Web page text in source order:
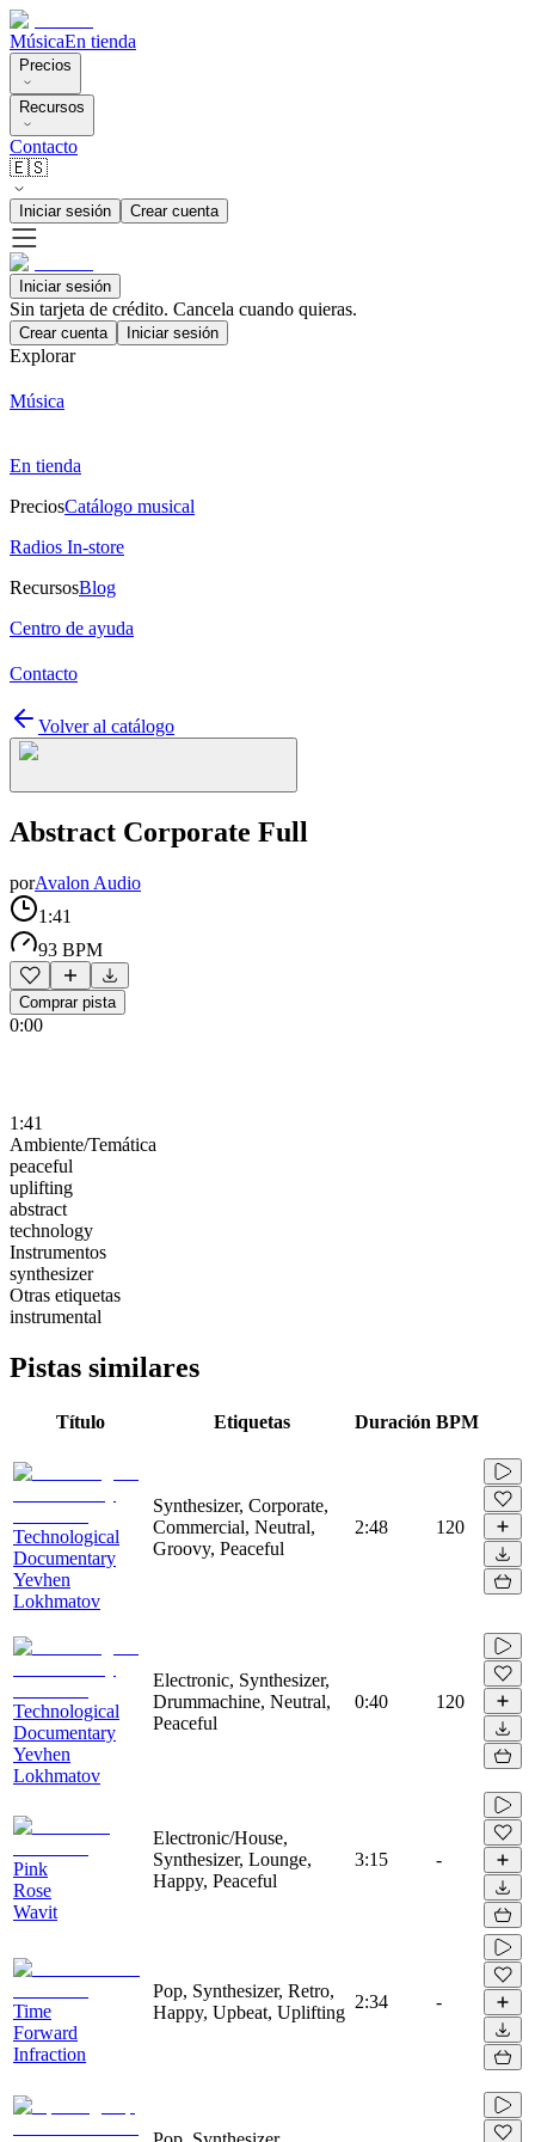
MúsicaEn tienda
Precios
Recursos
Contacto
🇪🇸
Iniciar sesión Crear cuenta
Iniciar sesión
Sin tarjeta de crédito. Cancela cuando quieras.
Crear cuenta Iniciar sesión
Explorar
Música
En tienda
PreciosCatálogo musical
Radios In-store
RecursosBlog
Centro de ayuda
Contacto
Volver al catálogo
Abstract Corporate Full
porAvalon Audio
1:41
93 BPM
Comprar pista
0:00
1:41
Ambiente/Temática
peaceful
uplifting
abstract
technology
Instrumentos
synthesizer
Otras etiquetas
instrumental
Pistas similares
Título Etiquetas Duración BPM
Technological
Documentary
Yevhen
Lokhmatov
Synthesizer, Corporate,
Commercial, Neutral,
Groovy, Peaceful
2:48 120
Technological
Documentary
Yevhen
Lokhmatov
Electronic, Synthesizer,
Drummachine, Neutral,
Peaceful
0:40 120
Pink
Rose
Wavit
Electronic/House,
Synthesizer, Lounge,
Happy, Peaceful
3:15 -
Time
Forward
Infraction
Pop, Synthesizer, Retro,
Happy, Upbeat, Uplifting
2:34 -